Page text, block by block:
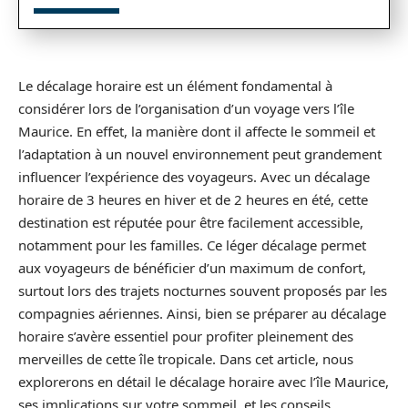
Le décalage horaire est un élément fondamental à
considérer lors de l’organisation d’un voyage vers l’île
Maurice. En effet, la manière dont il affecte le sommeil et
l’adaptation à un nouvel environnement peut grandement
influencer l’expérience des voyageurs. Avec un décalage
horaire de 3 heures en hiver et de 2 heures en été, cette
destination est réputée pour être facilement accessible,
notamment pour les familles. Ce léger décalage permet
aux voyageurs de bénéficier d’un maximum de confort,
surtout lors des trajets nocturnes souvent proposés par les
compagnies aériennes. Ainsi, bien se préparer au décalage
horaire s’avère essentiel pour profiter pleinement des
merveilles de cette île tropicale. Dans cet article, nous
explorerons en détail le décalage horaire avec l’île Maurice,
ses implications sur votre sommeil, et les conseils